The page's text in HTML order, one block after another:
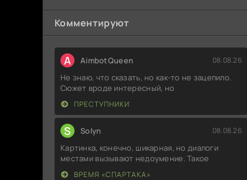
Комментируют
A AimbotQueen 08.08.26
Не знаю, что сказать, но как-то не зацепило.
Сюжет вроде интересный, но
ПРЕСТУПНИКИ
S Solyn 08.08.26
Картинка, конечно, шикарная, но диалоги
местами вызывают недоумение. Такое
ВРЕМЯ «СПАРТАКА»